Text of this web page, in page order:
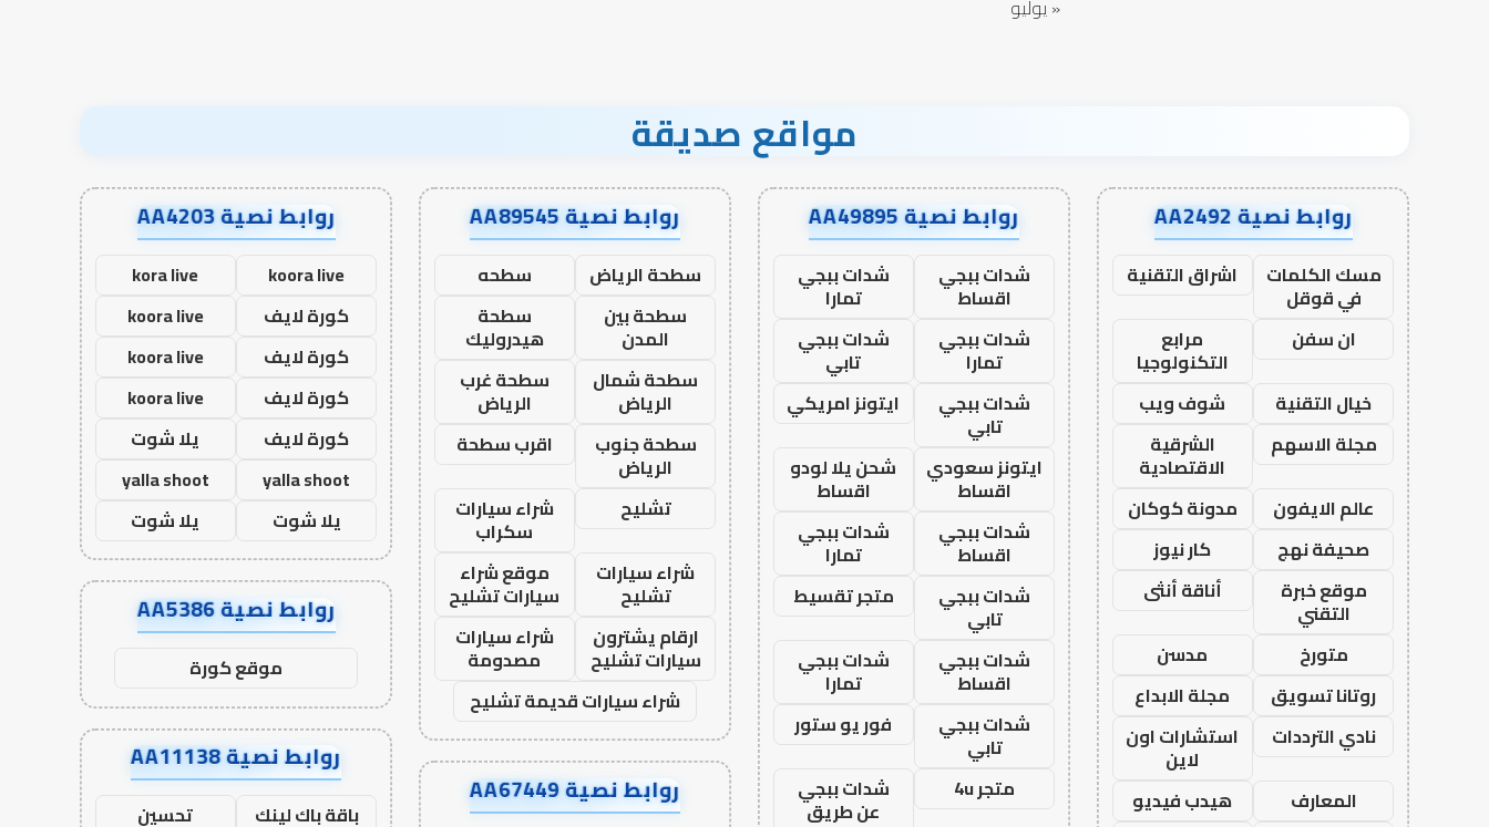
« يوليو
مواقع صديقة
روابط نصية AA2492
مسك الكلمات
في قوقل
اشراق التقنية
ان سفن
مرابع
التكنولوجيا
خيال التقنية
شوف ويب
مجلة الاسهم
الشرقية
الاقتصادية
عالم الايفون
مدونة كوكان
صحيفة نهج
كار نيوز
موقع خبرة
التقني
أناقة أنثى
متورخ
مدسن
روتانا تسويق
مجلة الابداع
نادي الترددات
استشارات اون
لاين
المعارف
هيدب فيديو
روابط نصية AA49895
شدات ببجي
اقساط
شدات ببجي
تمارا
شدات ببجي
تمارا
شدات ببجي
تابي
شدات ببجي
تابي
ايتونز امريكي
ايتونز سعودي
اقساط
شحن يلا لودو
اقساط
شدات ببجي
اقساط
شدات ببجي
تمارا
شدات ببجي
تابي
متجر تقسيط
شدات ببجي
اقساط
شدات ببجي
تمارا
شدات ببجي
تابي
فور يو ستور
متجر 4u
شدات ببجي
عن طريق
روابط نصية AA89545
سطحة الرياض
سطحه
سطحة بين
المدن
سطحة
هيدروليك
سطحة شمال
الرياض
سطحة غرب
الرياض
سطحة جنوب
الرياض
اقرب سطحة
تشليح
شراء سيارات
سكراب
شراء سيارات
تشليح
موقع شراء
سيارات تشليح
ارقام يشترون
سيارات تشليح
شراء سيارات
مصدومة
شراء سيارات قديمة تشليح
روابط نصية AA67449
روابط نصية AA4203
koora live
kora live
كورة لايف
koora live
كورة لايف
koora live
كورة لايف
koora live
كورة لايف
يلا شوت
yalla shoot
yalla shoot
يلا شوت
يلا شوت
روابط نصية AA5386
موقع كورة
روابط نصية AA11138
باقة باك لينك تحسين